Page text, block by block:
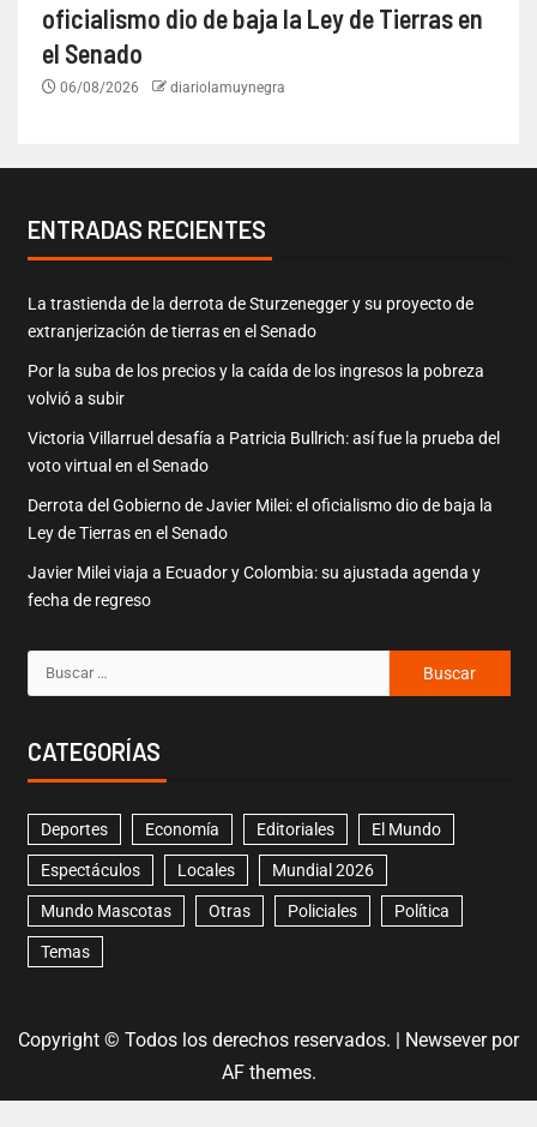
oficialismo dio de baja la Ley de Tierras en
el Senado
06/08/2026 diariolamuynegra
ENTRADAS RECIENTES
La trastienda de la derrota de Sturzenegger y su proyecto de
extranjerización de tierras en el Senado
Por la suba de los precios y la caída de los ingresos la pobreza
volvió a subir
Victoria Villarruel desafía a Patricia Bullrich: así fue la prueba del
voto virtual en el Senado
Derrota del Gobierno de Javier Milei: el oficialismo dio de baja la
Ley de Tierras en el Senado
Javier Milei viaja a Ecuador y Colombia: su ajustada agenda y
fecha de regreso
CATEGORÍAS
Deportes Economía Editoriales El Mundo
Espectáculos Locales Mundial 2026
Mundo Mascotas Otras Policiales Política
Temas
Copyright © Todos los derechos reservados. | Newseverpor
AF themes.